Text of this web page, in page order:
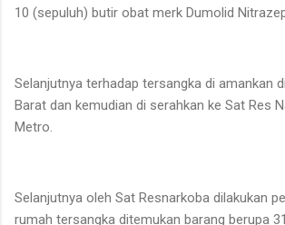
10 (sepuluh) butir obat merk Dumolid
Selanjutnya terhadap tersangka di amankan
Barat dan kemudian di serahkan ke Sat Res
Metro.
Selanjutnya oleh Sat Resnarkoba dilakukan
rumah tersangka ditemukan barang berupa